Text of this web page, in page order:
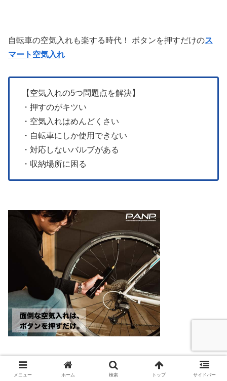
自転車の空気入れも楽する時代！ ボタンを押すだけのス
マート空気入れ
【空気入れの5つ問題点を解決】
・押すのがキツい
・空気入れはめんどくさい
・自転車にしか使用できない
・対応しないバルブがある
・収納場所に困る
メニュー ホーム 検索 トップ サイドバー